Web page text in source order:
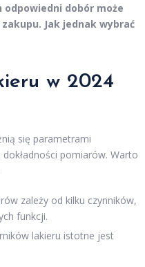
odpowiedni dobór może
Jak jednak wybrać
w 2024
się parametrami
pomiarów. Warto
zależy od kilku czynników,
funkcji.
lakieru istotne jest